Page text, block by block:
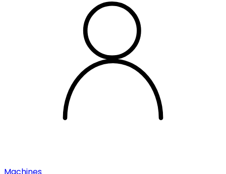
Machines